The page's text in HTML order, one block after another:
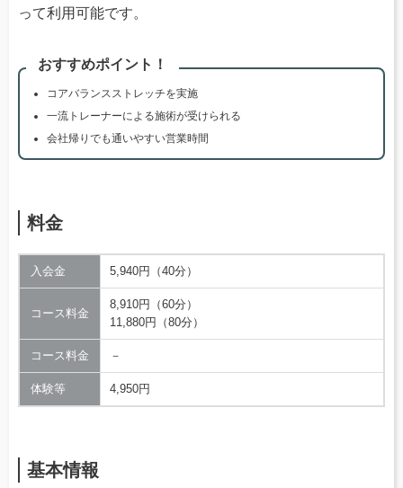
って利用可能です。
おすすめポイント！
コアバランスストレッチを実施
一流トレーナーによる施術が受けられる
会社帰りでも通いやすい営業時間
料金
入会金 5,940円（40分）
コース料金
8,910円（60分）
11,880円（80分）
コース料金 －
体験等 4,950円
基本情報